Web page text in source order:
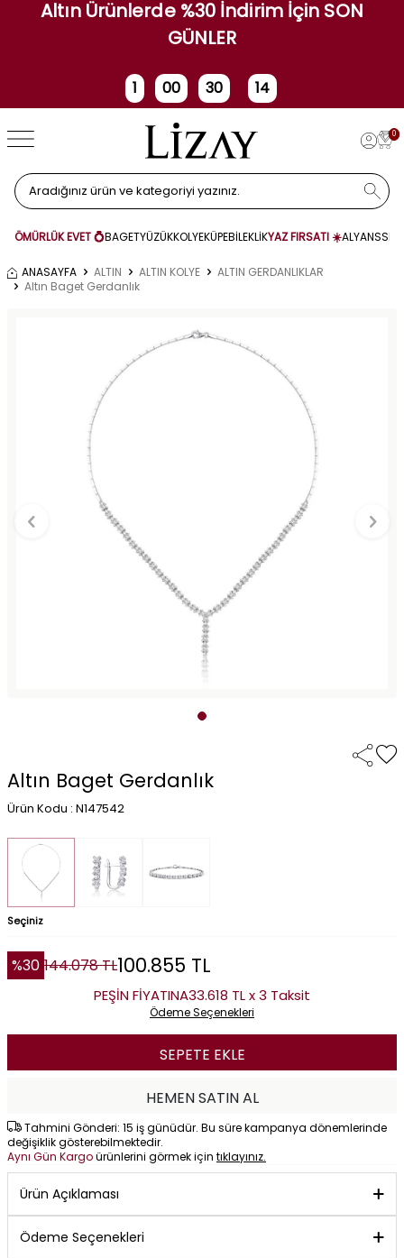
Altın Ürünlerde %30 İndirim İçin SON
GÜNLER
1
Gün
00
Saat
30 14
0
ÖMÜRLÜK EVET 💍BAGETYÜZÜKKOLYEKÜPEBİLEKLİKYAZ FIRSATI ☀️ALYANS
ANASAYFA ALTIN ALTIN KOLYE
ALTIN GERDANLIKLAR
Altın Baget Gerdanlık
Altın Baget Gerdanlık
Ürün Kodu : N147542
Seçiniz
%30 144.078TL100.855 TL
PEŞİN FİYATINA33.618 TL x 3 Taksit
Ödeme Seçenekleri
SEPETE EKLE
HEMEN SATIN AL
Tahmini Gönderi: 15 iş günüdür. Bu süre kampanya dönemlerinde
değişiklik gösterebilmektedir.
Aynı Gün Kargoürünlerini görmek için tıklayınız.
Ürün Açıklaması
Ödeme Seçenekleri